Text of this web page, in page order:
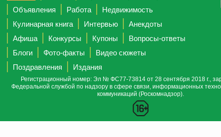
Объявления
Работа
Недвижимость
Кулинарная книга
Интервью
Анекдоты
Афиша
Конкурсы Купоны
Вопросы-ответы
Блоги
Фото-факты
Видео сюжеты
Поздравления
Издания
Регистрационный номер: Эл № ФС77-73814 от 28 сентября 2018 г.,
Федеральной службой по надзору в сфере связи, информационных
коммуникаций (Роскомнадзор).